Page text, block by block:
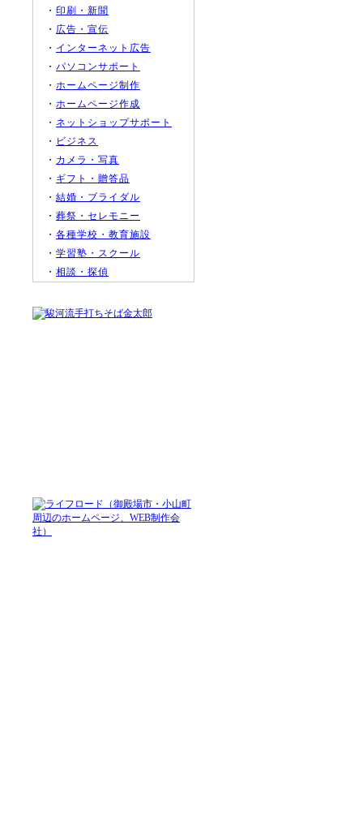
・ 印刷・新聞
・ 広告・宣伝
・ インターネット広告
・ パソコンサポート
・ ホームページ制作
・ ホームページ作成
・ ネットショップサポート
・ ビジネス
・ カメラ・写真
・ ギフト・贈答品
・ 結婚・ブライダル
・ 葬祭・セレモニー
・ 各種学校・教育施設
・ 学習塾・スクール
・ 相談・探偵